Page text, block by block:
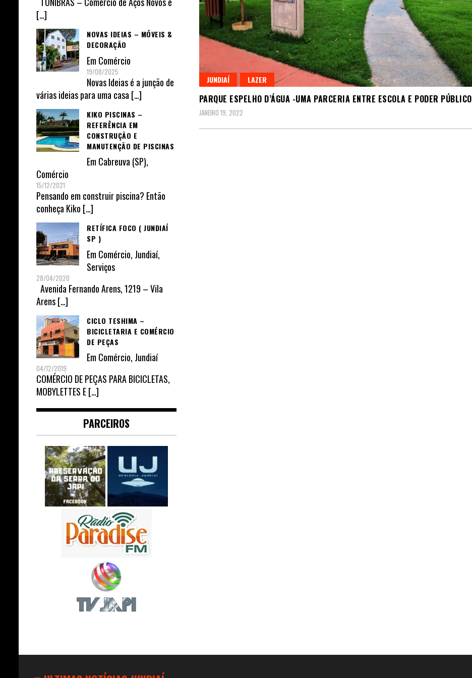
JUNDIAÍ LAZER
PARQUE ESPELHO D’ÁGUA -UMA PARCERIA ENTRE ESCOLA E PODER PÚBLICO
JANEIRO 19, 2022
[…]
NOVAS IDEIAS – MÓVEIS &
DECORAÇÃO
Em Comércio
19/08/2025
Novas Ideias é a junção de
várias ideias para uma casa […]
KIKO PISCINAS –
REFERÊNCIA EM
CONSTRUÇÃO E
MANUTENÇÃO DE PISCINAS
Em Cabreuva (SP),
Comércio
15/12/2021
Pensando em construir piscina? Então
conheça Kiko […]
RETÍFICA FOCO ( JUNDIAÍ
SP )
Em Comércio, Jundiaí,
Serviços
28/04/2020
Avenida Fernando Arens, 1219 – Vila
Arens[…]
CICLO TESHIMA –
BICICLETARIA E COMÉRCIO
DE PEÇAS
Em Comércio, Jundiaí
04/12/2019
COMÉRCIO DE PEÇAS PARA BICICLETAS,
MOBYLETTES E[…]
PARCEIROS